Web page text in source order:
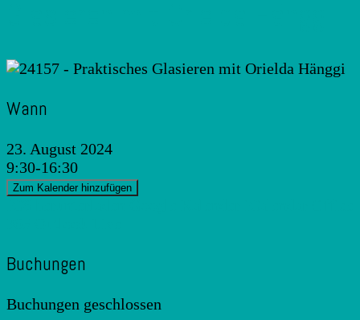
Wann
23. August 2024
9:30-16:30
Zum Kalender hinzufügen
Buchungen
Buchungen geschlossen